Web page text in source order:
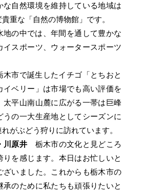
な自然環境を維持している地域は
重な「自然の博物館」です。
地の中では、年間を通して豊かな
イスポーツ、ウォータースポーツ
木市で誕生したイチゴ「とちおと
イベリー」は市場でも高い評価を
太平山南山麓に広がる一帯は巨峰
うの一大生産地としてシーズンに
がぶどう狩りに訪れています。
川原井 栃木市の文化と見どころ
りを感じます。本日はお忙しいと
ざいました。これからも栃木市の
承のために私たちも頑張りたいと